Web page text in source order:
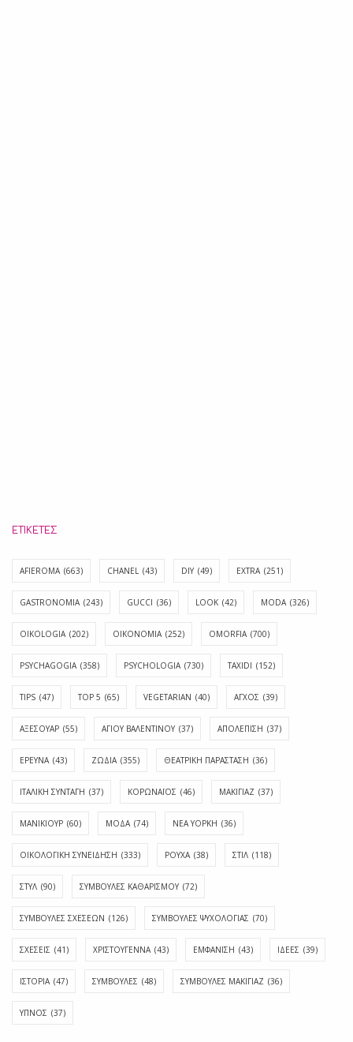
ΕΤΙΚΈΤΕΣ
AFIEROMA (663) CHANEL (43) DIY (49) EXTRA (251)
GASTRONOMIA (243) GUCCI (36) LOOK (42) MODA (326)
OIKOLOGIA (202) OIKONOMIA (252) OMORFIA (700)
PSYCHAGOGIA (358) PSYCHOLOGIA (730) TAXIDI (152)
TIPS (47) TOP 5 (65) VEGETARIAN (40) ΑΓΧΟΣ (39)
ΑΞΕΣΟΥΑΡ (55) ΑΓΊΟΥ ΒΑΛΕΝΤΊΝΟΥ (37) ΑΠΟΛΈΠΙΣΗ (37)
ΕΡΕΥΝΑ (43) ΖΩΔΙΑ (355) ΘΕΑΤΡΙΚΗ ΠΑΡΑΣΤΑΣΗ (36)
ΙΤΑΛΙΚΗ ΣΥΝΤΑΓΗ (37) ΚΟΡΩΝΑΪΟΣ (46) ΜΑΚΙΓΙΑΖ (37)
ΜΑΝΙΚΙΟΥΡ (60) ΜΟΔΑ (74) ΝΕΑ ΥΟΡΚΗ (36)
ΟΙΚΟΛΟΓΙΚΗ ΣΥΝΕΙΔΗΣΗ (333) ΡΟΥΧΑ (38) ΣΤΙΛ (118)
ΣΤΥΛ (90) ΣΥΜΒΟΥΛΕΣ ΚΑΘΑΡΙΣΜΟΥ (72)
ΣΥΜΒΟΥΛΕΣ ΣΧΕΣΕΩΝ (126) ΣΥΜΒΟΥΛΕΣ ΨΥΧΟΛΟΓΙΑΣ (70)
ΣΧΕΣΕΙΣ (41) ΧΡΙΣΤΟΥΓΕΝΝΑ (43) ΕΜΦΆΝΙΣΗ (43) ΙΔΈΕΣ (39)
ΙΣΤΟΡΊΑ (47) ΣΥΜΒΟΥΛΈΣ (48) ΣΥΜΒΟΥΛΈΣ ΜΑΚΙΓΙΆΖ (36)
ΎΠΝΟΣ (37)